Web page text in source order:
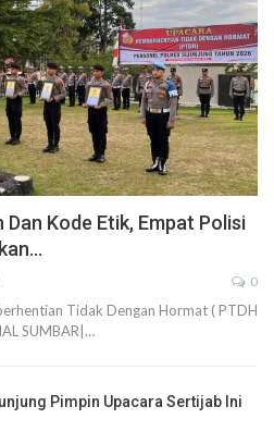
Dan Kode Etik, Empat Polisi
0
Tidak Dengan Hormat ( PTDH
SUMBAR|…
Pimpin Upacara Sertijab Ini